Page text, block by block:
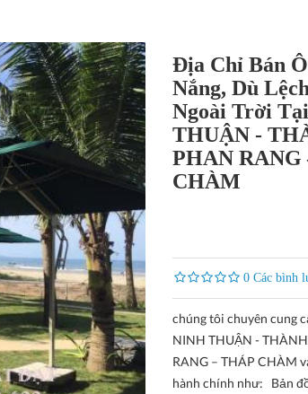
Địa Chỉ Bán
Nắng, Dù
Ngoài Trời
THUẬN -
PHAN RANG
CHÀM
0 Các bình
chúng tôi chuyên cung
NINH THUẬN -
RANG – THÁP CHÀM
hành chính như: Bản